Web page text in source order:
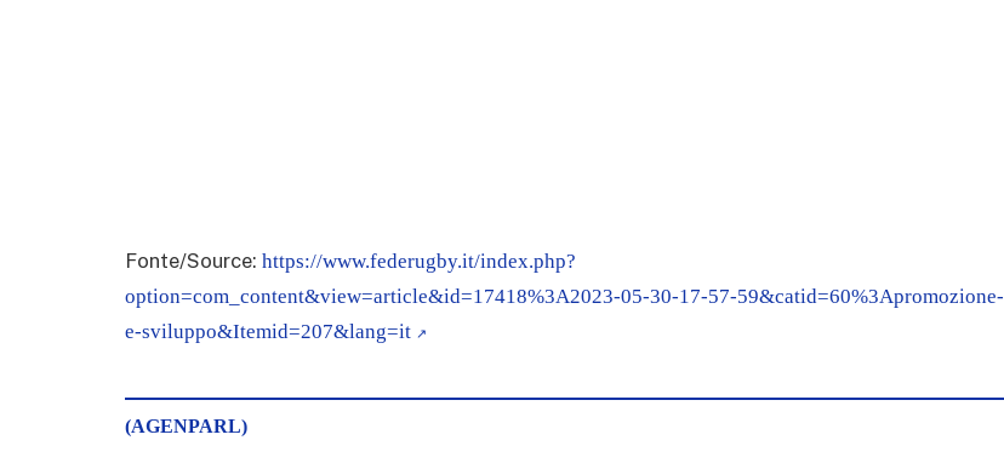
Fonte/Source: https://www.federugby.it/index.php?
option=com_content&view=article&id=17418%3A2023-05-30-17-57-59&catid=60%3Apromozione-
e-sviluppo&Itemid=207&lang=it
(AGENPARL)